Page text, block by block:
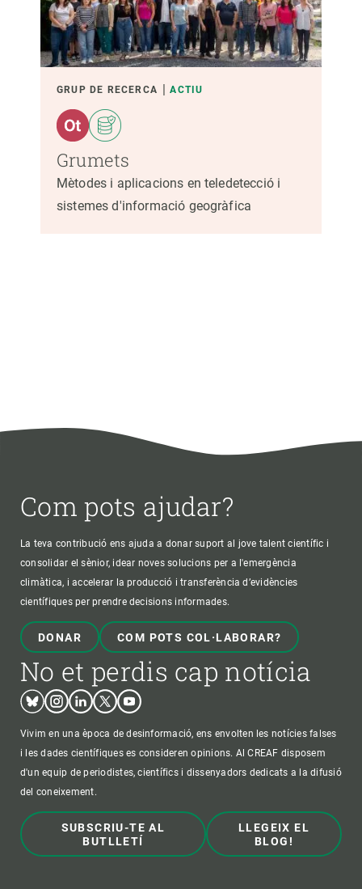
GRUP DE RECERCA ACTIU
Grumets
Mètodes i aplicacions en teledetecció i
sistemes d'informació geogràfica
Com pots ajudar?
La teva contribució ens ajuda a donar suport al jove talent científic i
consolidar el sènior, idear noves solucions per a l'emergència
climàtica, i accelerar la producció i transferència d’evidències
científiques per prendre decisions informades.
DONAR COM POTS COL·LABORAR?
No et perdis cap notícia
BlueskyInstagram
LinkedinTwitterYoutube
Vivim en una època de desinformació, ens envolten les notícies falses
i les dades científiques es consideren opinions. Al CREAF disposem
d'un equip de periodistes, científics i dissenyadors dedicats a la difusió
del coneixement.
SUBSCRIU-TE AL
BUTLLETÍ
LLEGEIX EL
BLOG!